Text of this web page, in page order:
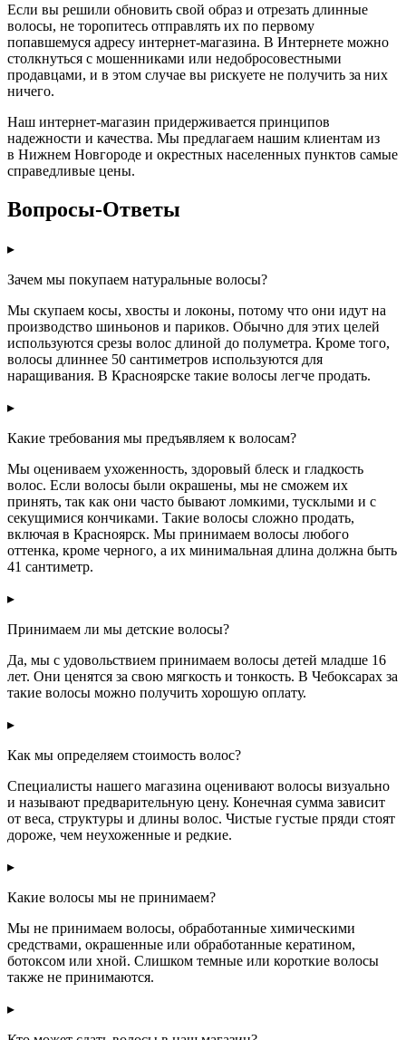
Если вы решили обновить свой образ и отрезать длинные
волосы, не торопитесь отправлять их по первому
попавшемуся адресу интернет-магазина. В Интернете можно
столкнуться с мошенниками или недобросовестными
продавцами, и в этом случае вы рискуете не получить за них
ничего.
Наш интернет-магазин придерживается принципов
надежности и качества. Мы предлагаем нашим клиентам из
в Нижнем Новгороде и окрестных населенных пунктов самые
справедливые цены.
Вопросы-Ответы
▸
Зачем мы покупаем натуральные волосы?
Мы скупаем косы, хвосты и локоны, потому что они идут на
производство шиньонов и париков. Обычно для этих целей
используются срезы волос длиной до полуметра. Кроме того,
волосы длиннее 50 сантиметров используются для
наращивания. В Красноярске такие волосы легче продать.
▸
Какие требования мы предъявляем к волосам?
Мы оцениваем ухоженность, здоровый блеск и гладкость
волос. Если волосы были окрашены, мы не сможем их
принять, так как они часто бывают ломкими, тусклыми и с
секущимися кончиками. Такие волосы сложно продать,
включая в Красноярск. Мы принимаем волосы любого
оттенка, кроме черного, а их минимальная длина должна быть
41 сантиметр.
▸
Принимаем ли мы детские волосы?
Да, мы с удовольствием принимаем волосы детей младше 16
лет. Они ценятся за свою мягкость и тонкость. В Чебоксарах за
такие волосы можно получить хорошую оплату.
▸
Как мы определяем стоимость волос?
Специалисты нашего магазина оценивают волосы визуально
и называют предварительную цену. Конечная сумма зависит
от веса, структуры и длины волос. Чистые густые пряди стоят
дороже, чем неухоженные и редкие.
▸
Какие волосы мы не принимаем?
Мы не принимаем волосы, обработанные химическими
средствами, окрашенные или обработанные кератином,
ботоксом или хной. Слишком темные или короткие волосы
также не принимаются.
▸